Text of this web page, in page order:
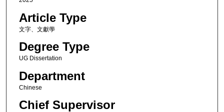
Article Type
文字、文獻學
Degree Type
UG Dissertation
Department
Chinese
Chief Supervisor